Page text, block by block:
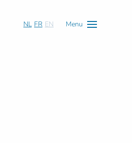
NL FR EN Menu